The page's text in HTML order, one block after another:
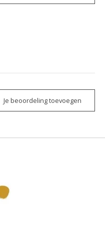
Je beoordeling toevoegen